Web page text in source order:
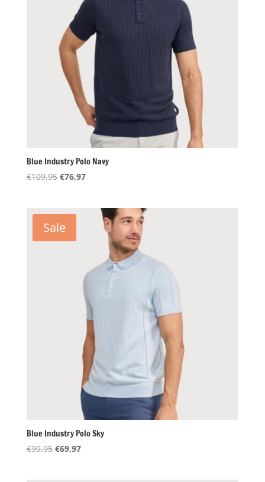
Blue Industry Polo Navy
€109,95 Oorspronkelijke
€109,95.
€76,97Huidige
€76,97.
Sale
Blue Industry Polo Sky
€99,95 Oorspronkelijke
€69,97Huidige